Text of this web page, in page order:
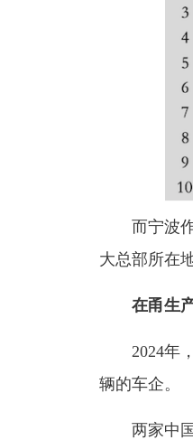
而宁波
大总部所在
在甬生
2024年
辆的车企。
两家中